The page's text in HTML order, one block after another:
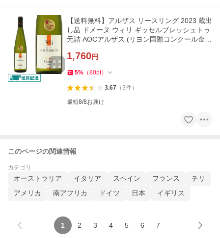
【送料無料】アルザス リースリング 2023 蔵出
し品 ドメーヌ ウィリ ギッセルブレッシュトゥ
元詰 AOCアルザス (リヨン国際コンクール金賞
1,760円
5% （80pt）
3.67（3件）
最短8/8お届け
このページの関連情報
カテゴリ
オーストラリア イタリア スペイン フランス
チリ
アメリカ
南アフリカ ドイツ 日本 イギリス
1 2 3 4 5 6 7